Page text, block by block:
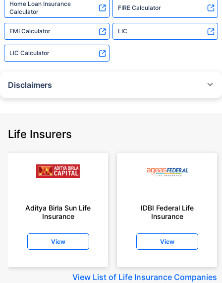
Home Loan Insurance
Calculator
FIRE Calculator
EMI Calculator LIC
LIC Calculator
Disclaimers
Policybazaar does not endorse, rate or recommend any particular insurer
+On the basis of your profile
years of age, rounded off to nearest 10
insurance for an 18 year-old male, non-smoker, with no pre-existing
diseases, cover upto 30 years of age rounded off to nearest 10
old male, non-smoker, with no pre-existing diseases, cover upto 30 years
Life Insurers
Aditya Birla Sun Life
Insurance
View
IDBI Federal Life
Insurance
View
View List of Life Insurance Companies